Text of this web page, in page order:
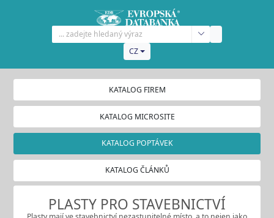
CZ
KATALOG FIREM
KATALOG MICROSITE
KATALOG POPTÁVEK
KATALOG ČLÁNKŮ
PLASTY PRO STAVEBNICTVÍ